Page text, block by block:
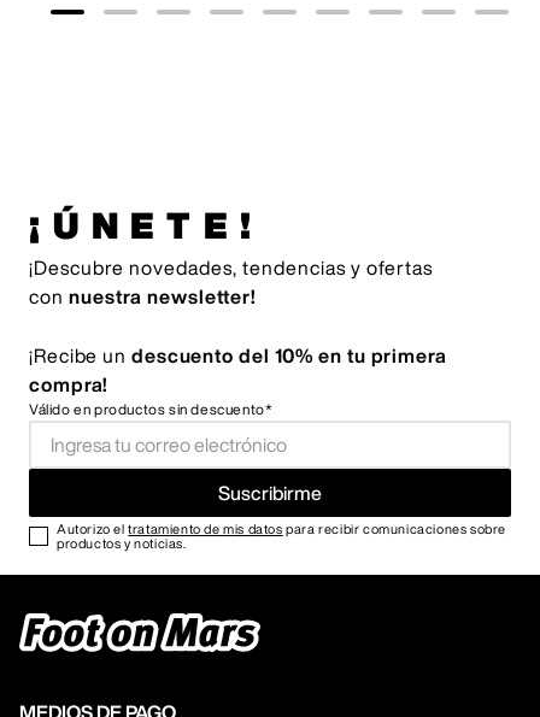
¡ÚNETE!
¡Descubre novedades, tendencias y ofertas
con nuestra newsletter!
¡Recibe un descuento del 10% en tu primera
compra!
Válido en productos sin descuento*
Suscribirme
Autorizo eltratamiento de mis datos para recibir comunicaciones sobre
productos y noticias.
MEDIOS DE PAGO